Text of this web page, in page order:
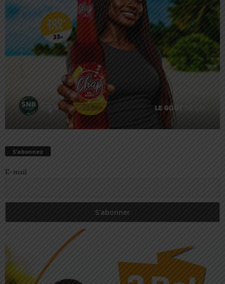
S’abonnez
E-mail